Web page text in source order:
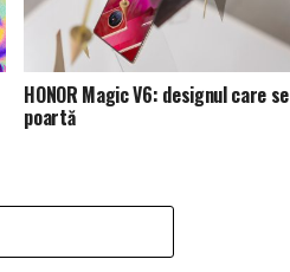
HONOR Magic V6: designul care se
poartă